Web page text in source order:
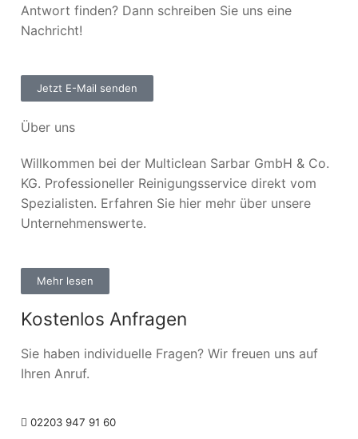
Antwort finden? Dann schreiben Sie uns eine
Nachricht!
Jetzt E-Mail senden
Über uns
Willkommen bei der Multiclean Sarbar GmbH & Co.
KG. Professioneller Reinigungsservice direkt vom
Spezialisten. Erfahren Sie hier mehr über unsere
Unternehmenswerte.
Mehr lesen
Kostenlos Anfragen
Sie haben individuelle Fragen? Wir freuen uns auf
Ihren Anruf.
02203 947 91 60